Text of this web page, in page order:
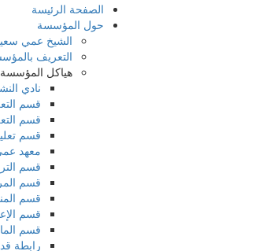
الصفحة الرئيسة
حول المؤسسة
الشيخ عمي
التعريف
هياكل المؤسسة
نادي
قسم
قسم
قسم
معهد
قسم
قسم
قسم
قسم
قسم
رابطة